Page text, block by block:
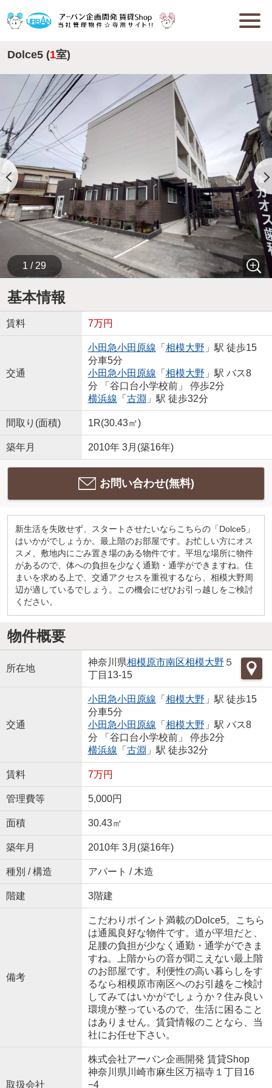
Dolce5 (1室)
1 / 29
基本情報
賃料 7万円
交通
小田急小田原線 「 相模大野 」駅 徒歩15
分車5分
小田急小田原線 「 相模大野 」駅 バス8
分 「谷口台小学校前」 停歩2分
横浜線 「 古淵 」駅 徒歩32分
間取り(面積) 1R(30.43㎡)
築年月 2010年 3月(築16年)
お問い合わせ(無料)
新生活を失敗せず、スタートさせたいならこちらの「Dolce5」
はいかがでしょうか。最上階のお部屋です。お忙しい方にオス
スメ、敷地内にごみ置き場のある物件です。平坦な場所に物件
があるので、体への負担を少なく通勤・通学ができますね。住
まいを求める上で、交通アクセスを重視するなら、相模大野周
辺が適しているでしょう。この機会にぜひお引っ越しをご検討
ください。
物件概要
所在地
神奈川県相模原市南区相模大野 ５
丁目13-15
交通
小田急小田原線 「 相模大野 」駅 徒歩15
分車5分
小田急小田原線 「 相模大野 」駅 バス8
分 「谷口台小学校前」 停歩2分
横浜線 「 古淵 」駅 徒歩32分
賃料 7万円
管理費等 5,000円
面積 30.43㎡
築年月 2010年 3月(築16年)
種別 / 構造 アパート / 木造
階建 3階建
備考
こだわりポイント満載のDolce5。こちら
は通風良好な物件です。道が平坦だと、
足腰の負担が少なく通勤・通学ができま
すね。上階からの音が聞こえない最上階
のお部屋です。利便性の高い暮らしをす
るなら相模原市南区へのお引越をご検討
してみてはいかがでしょうか？住み良い
環境が整っているので、生活に困ること
はありません。賃貸情報のことなら、当
社にお任せ下さい。
取扱会社
株式会社アーバン企画開発 賃貸Shop
神奈川県川崎市麻生区万福寺１丁目16
−4